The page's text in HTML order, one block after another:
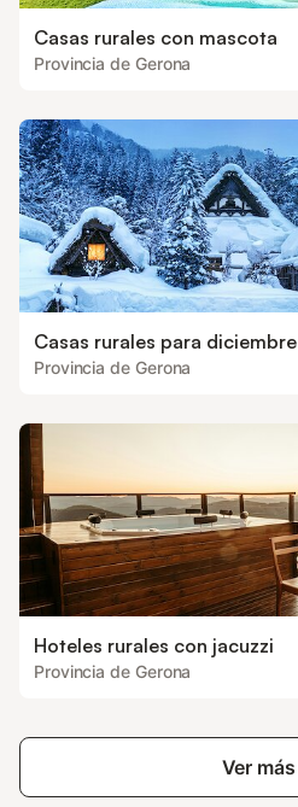
Casas rurales con mascota
Provincia de Gerona
Casas rurales para diciembre
Provincia de Gerona
Hoteles rurales con jacuzzi
Provincia de Gerona
Ver más